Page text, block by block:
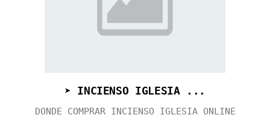
➤ INCIENSO IGLESIA ...
DONDE COMPRAR INCIENSO IGLESIA ONLINE